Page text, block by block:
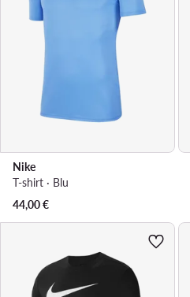
Nike
T-shirt · Blu
44,00€